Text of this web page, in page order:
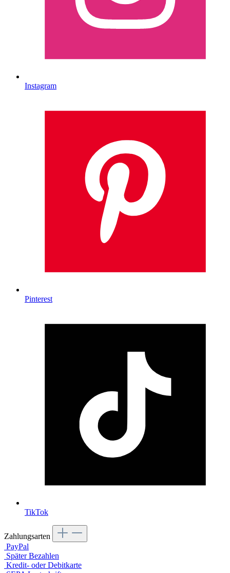
Instagram
Pinterest
TikTok
Zahlungsarten
PayPal
Später Bezahlen
Kredit- oder Debitkarte